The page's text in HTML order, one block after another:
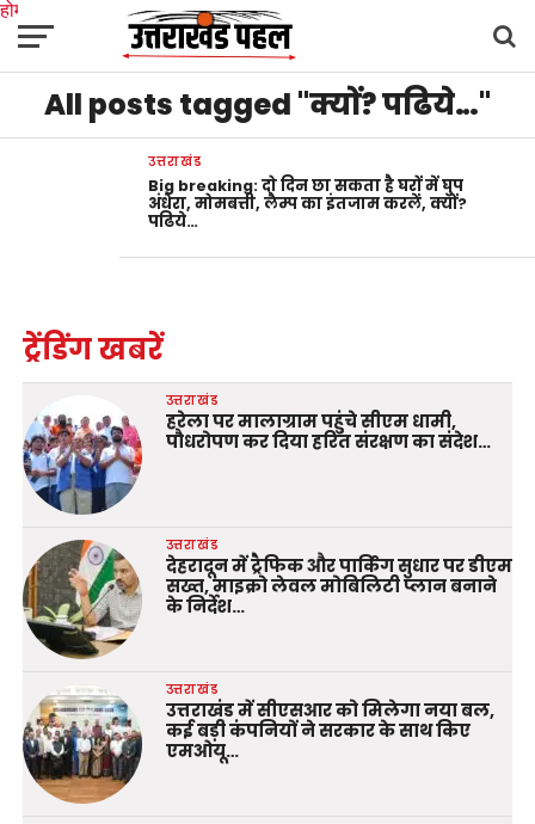
होम
उत्तराखंडअल्मोड़ाउत्तरकाशीउधम सिंह नगरचंपावतचमोलीटिहरी गढ़वाल
देहरादूननैनीतालपिथौरागढ़ पौड़ी गढ़वालबागेश्वररुद्रप्रयागहरिद्वार देश
दुनिया
मनोरंजनAll posts tagged "क्यों? पढिये…"
उत्तराखंड
Big breaking: दो दिन छा सकता है घरों में घुप
अंधेरा, मोमबत्ती, लैम्प का इंतजाम करलें, क्यों?
पढिये…
ट्रेंडिंग खबरें
उत्तराखंड
हरेला पर मालाग्राम पहुंचे सीएम धामी,
पौधरोपण कर दिया हरित संरक्षण का संदेश…
उत्तराखंड
देहरादून में ट्रैफिक और पार्किंग सुधार पर डीएम
सख्त, माइक्रो लेवल मोबिलिटी प्लान बनाने
के निर्देश…
उत्तराखंड
उत्तराखंड में सीएसआर को मिलेगा नया बल,
कई बड़ी कंपनियों ने सरकार के साथ किए
एमओयू…